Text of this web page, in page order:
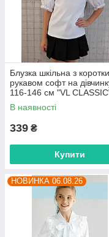
Блузка шкільна з
рукавом софт на
116-146 см "VL
недорого від прямого
постачальника
В наявності
339 ₴
Купити
НОВИНКА 06.08.26